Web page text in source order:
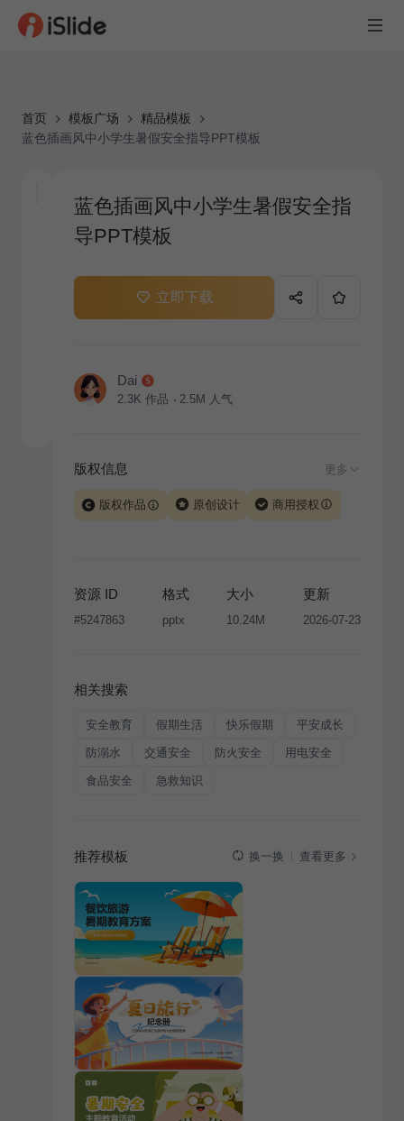
首页 模板广场
精品模板
蓝色插画风中小学生暑假安全指导PPT模板
蓝色插画风中小学生暑假安全指
导PPT模板
立即下载
Dai
2.3K 作品 2.5M 人气
版权信息 更多
版权作品 原创设计 商用授权
版权声明
条款，禁止任何形式的转让、出售或出租，未
经投权许可任何人不得擅自转载和分发，否则将接照我
资源 ID
#5247863
格式
pptx
大小
10.24M
更新
2026-07-23
相关搜索
安全教育 假期生活 快乐假期 平安成长
防溺水 交通安全 防火安全 用电安全
食品安全 急救知识
推荐模板 换一换 查看更多